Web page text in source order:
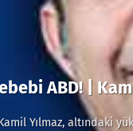
ABD! |
Yılmaz, altındaki